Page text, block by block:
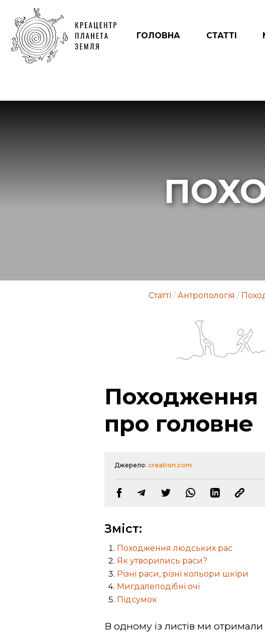
ГОЛОВНА СТАТТІ
Статті / Антропологія /
Походження
про головне
Джерело: creation.com
Зміст:
Походження людських рас
Як утворились раси?
Різні раси, різні кольори шкіри
Мигдалеподібні очі
Підсумок
В одному із листів ми